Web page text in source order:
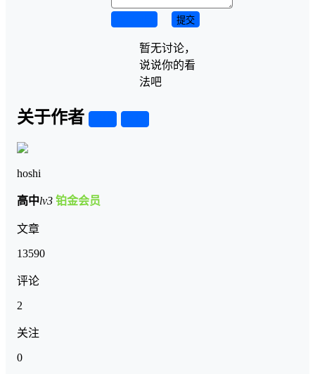
提交
暂无讨论，
说说你的看
法吧
关于作者
hoshi
高中lv3 铂金会员
文章
13590
评论
2
关注
0